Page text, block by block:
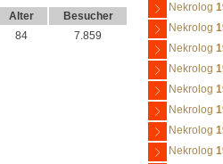
Alter
Besucher
84 7.859
Nekrolog
Nekrolog
Nekrolog
Nekrolog
Nekrolog
Nekrolog
Nekrolog
Nekrolog